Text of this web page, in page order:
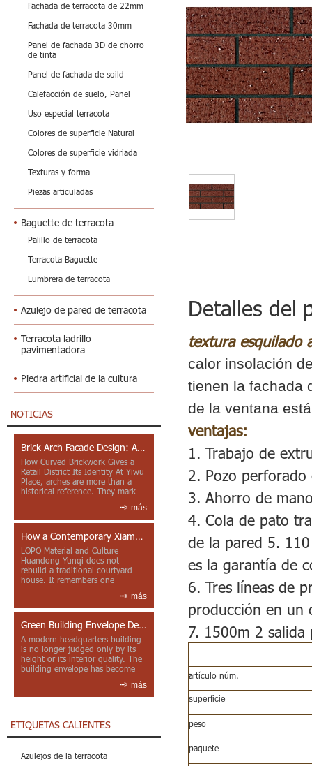
Fachada de terracota de 22mm
Fachada de terracota 30mm
Panel de fachada 3D de chorro
de tinta
Panel de fachada de soild
Calefacción de suelo, Panel
Uso especial terracota
Colores de superficie Natural
Colores de superficie vidriada
Texturas y forma
Piezas articuladas
Baguette de terracota
Palillo de terracota
Terracota Baguette
Lumbrera de terracota
Azulejo de pared de terracota
Terracota ladrillo
pavimentadora
Piedra artificial de la cultura
NOTICIAS
Brick Arch Facade Design: A Closer Look at Yiwu Place
How Curved Brickwork Gives a
Retail District Its Identity At Yiwu
Place, arches are more than a
historical reference. They mark
más
How a Contemporary Xiamen Project Reframes Minnan Red Brick
LOPO Material and Culture
Huandong Yunqi does not
rebuild a traditional courtyard
house. It remembers one
más
Green Building Envelope Design: Clay Sunscreen Fins for Modern Headquarters Architecture
A modern headquarters building
is no longer judged only by its
height or its interior quality. The
building envelope has become
más
ETIQUETAS CALIENTES
Azulejos de la terracota
Detalles del
textura esquilado
calor insolación
tienen la fachada
de la ventana
ventajas:
1. Trabajo de
2. Pozo
3. Ahorro de
4. Cola de pato
de la pared 5.
es la garantía de
6. Tres líneas de
producción en un
7. 1500m 2
artículo núm.
superficie
peso
paquete